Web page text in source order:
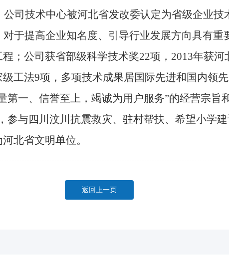
技术中心被河北省发改委认定为省级企业技
于提高企业知名度、引导行业发展方向具有重
；公司获省部级科学技术奖22项，2013年获
工法9项，多项技术成果居国际先进和国内领先
一、信誉至上，竭诚为用户服务”的经营宗旨
参与四川汶川抗震救灾、驻村帮扶、希望小学
北省文明单位。
返回上一页